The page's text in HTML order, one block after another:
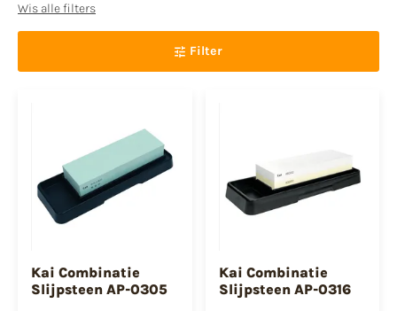
Wis alle filters
Filter
Kai Combinatie
Slijpsteen AP-0305
Kai Combinatie
Slijpsteen AP-0316